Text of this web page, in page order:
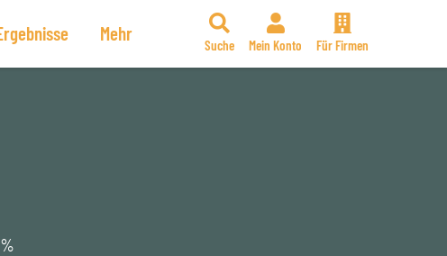
Mehr
Suche Mein Konto Für Firmen